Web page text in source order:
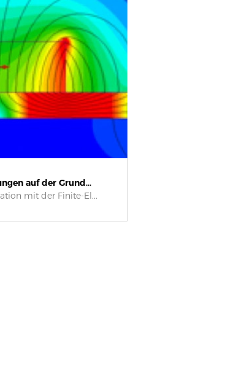
auf der Grund...
mit der Finite-El...